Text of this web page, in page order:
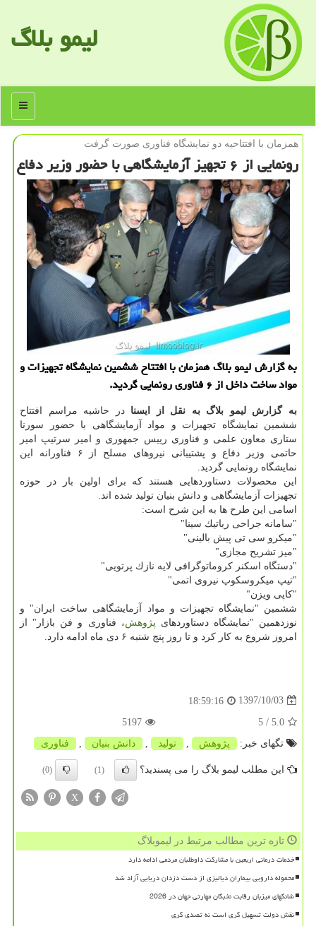
لیمو بلاگ
منو
همزمان با افتتاحیه دو نمایشگاه فناوری صورت گرفت
رونمایی از ۶ تجهیز آزمایشگاهی با حضور وزیر دفاع
به گزارش لیمو بلاگ همزمان با افتتاح ششمین نمایشگاه تجهیزات و
مواد ساخت داخل از ۶ فناوری رونمایی گردید.
به گزارش لیمو بلاگ به نقل از ایسنادر حاشیه مراسم افتتاح
ششمین نمایشگاه تجهیزات و مواد آزمایشگاهی با حضور سورنا
ستاری معاون علمی و فناوری رییس جمهوری و امیر سرتیپ امیر
حاتمی وزیر دفاع و پشتیبانی نیروهای مسلح از ۶ فناورانه این
نمایشگاه رونمایی گردید.
این محصولات دستاوردهایی هستند كه برای اولین بار در حوزه
تجهیزات آزمایشگاهی و دانش بنیان تولید شده اند.
اسامی این طرح ها به این شرح است:
"سامانه جراحی رباتیك سینا"
"میكرو سی تی پیش بالینی"
"میز تشریح مجازی"
"دستگاه اسكنر كروماتوگرافی لایه نازك پرتویی"
"تیپ میكروسكوپ نیروی اتمی"
"كاپی ویزن"
ششمین "نمایشگاه تجهیزات و مواد آزمایشگاهی ساخت ایران" و
نوزدهمین "نمایشگاه دستاوردهای پژوهش، فناوری و فن بازار" از
امروز شروع به كار كرد و تا روز پنج شنبه ۶ دی ماه ادامه دارد.
1397/10/03
18:59:16
5.0
/ 5
5197
تگهای خبر:
پژوهش تولید دانش بنیان فناوری
این مطلب لیمو بلاگ را می پسندید؟ (1)
(0)
X
تازه ترین مطالب مرتبط در لیموبلاگ
خدمات درمانی اربعین با مشارکت داوطلبان مردمی ادامه دارد
محموله دارویی بیماران دیالیزی از دست دزدان دریایی آزاد شد
شانگهای میزبان رقابت نخبگان مهارتی جهان در 2026
نقش دولت تسهیل گری است نه تصدی گری